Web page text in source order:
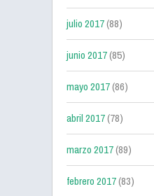
julio 2017(88)
junio 2017(85)
mayo 2017(86)
abril 2017(78)
marzo 2017(89)
febrero 2017(83)